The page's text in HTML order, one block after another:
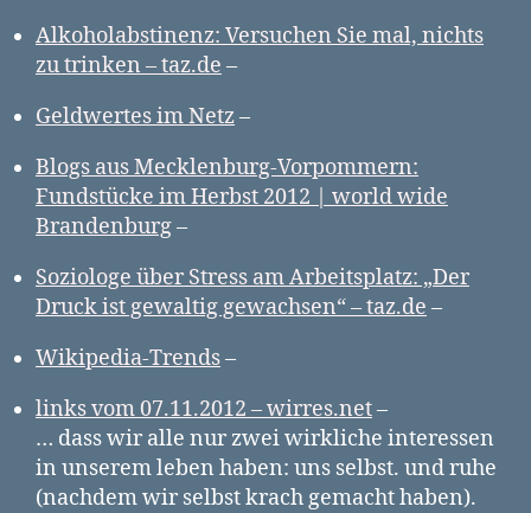
Alkoholabstinenz: Versuchen Sie mal, nichts
zu trinken – taz.de –
Geldwertes im Netz–
Blogs aus Mecklenburg-Vorpommern:
Fundstücke im Herbst 2012 | world wide
Brandenburg–
Soziologe über Stress am Arbeitsplatz: „Der
Druck ist gewaltig gewachsen“ – taz.de –
Wikipedia-Trends–
links vom 07.11.2012 – wirres.net–
… dass wir alle nur zwei wirkliche interessen
in unserem leben haben: uns selbst. und ruhe
(nachdem wir selbst krach gemacht haben).